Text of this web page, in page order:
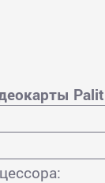
Palit